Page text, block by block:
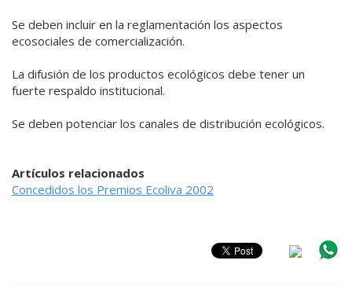
Se deben incluir en la reglamentación los aspectos
ecosociales de comercialización.
La difusión de los productos ecológicos debe tener un
fuerte respaldo institucional.
Se deben potenciar los canales de distribución ecológicos.
Artículos relacionados
Concedidos los Premios Ecoliva 2002